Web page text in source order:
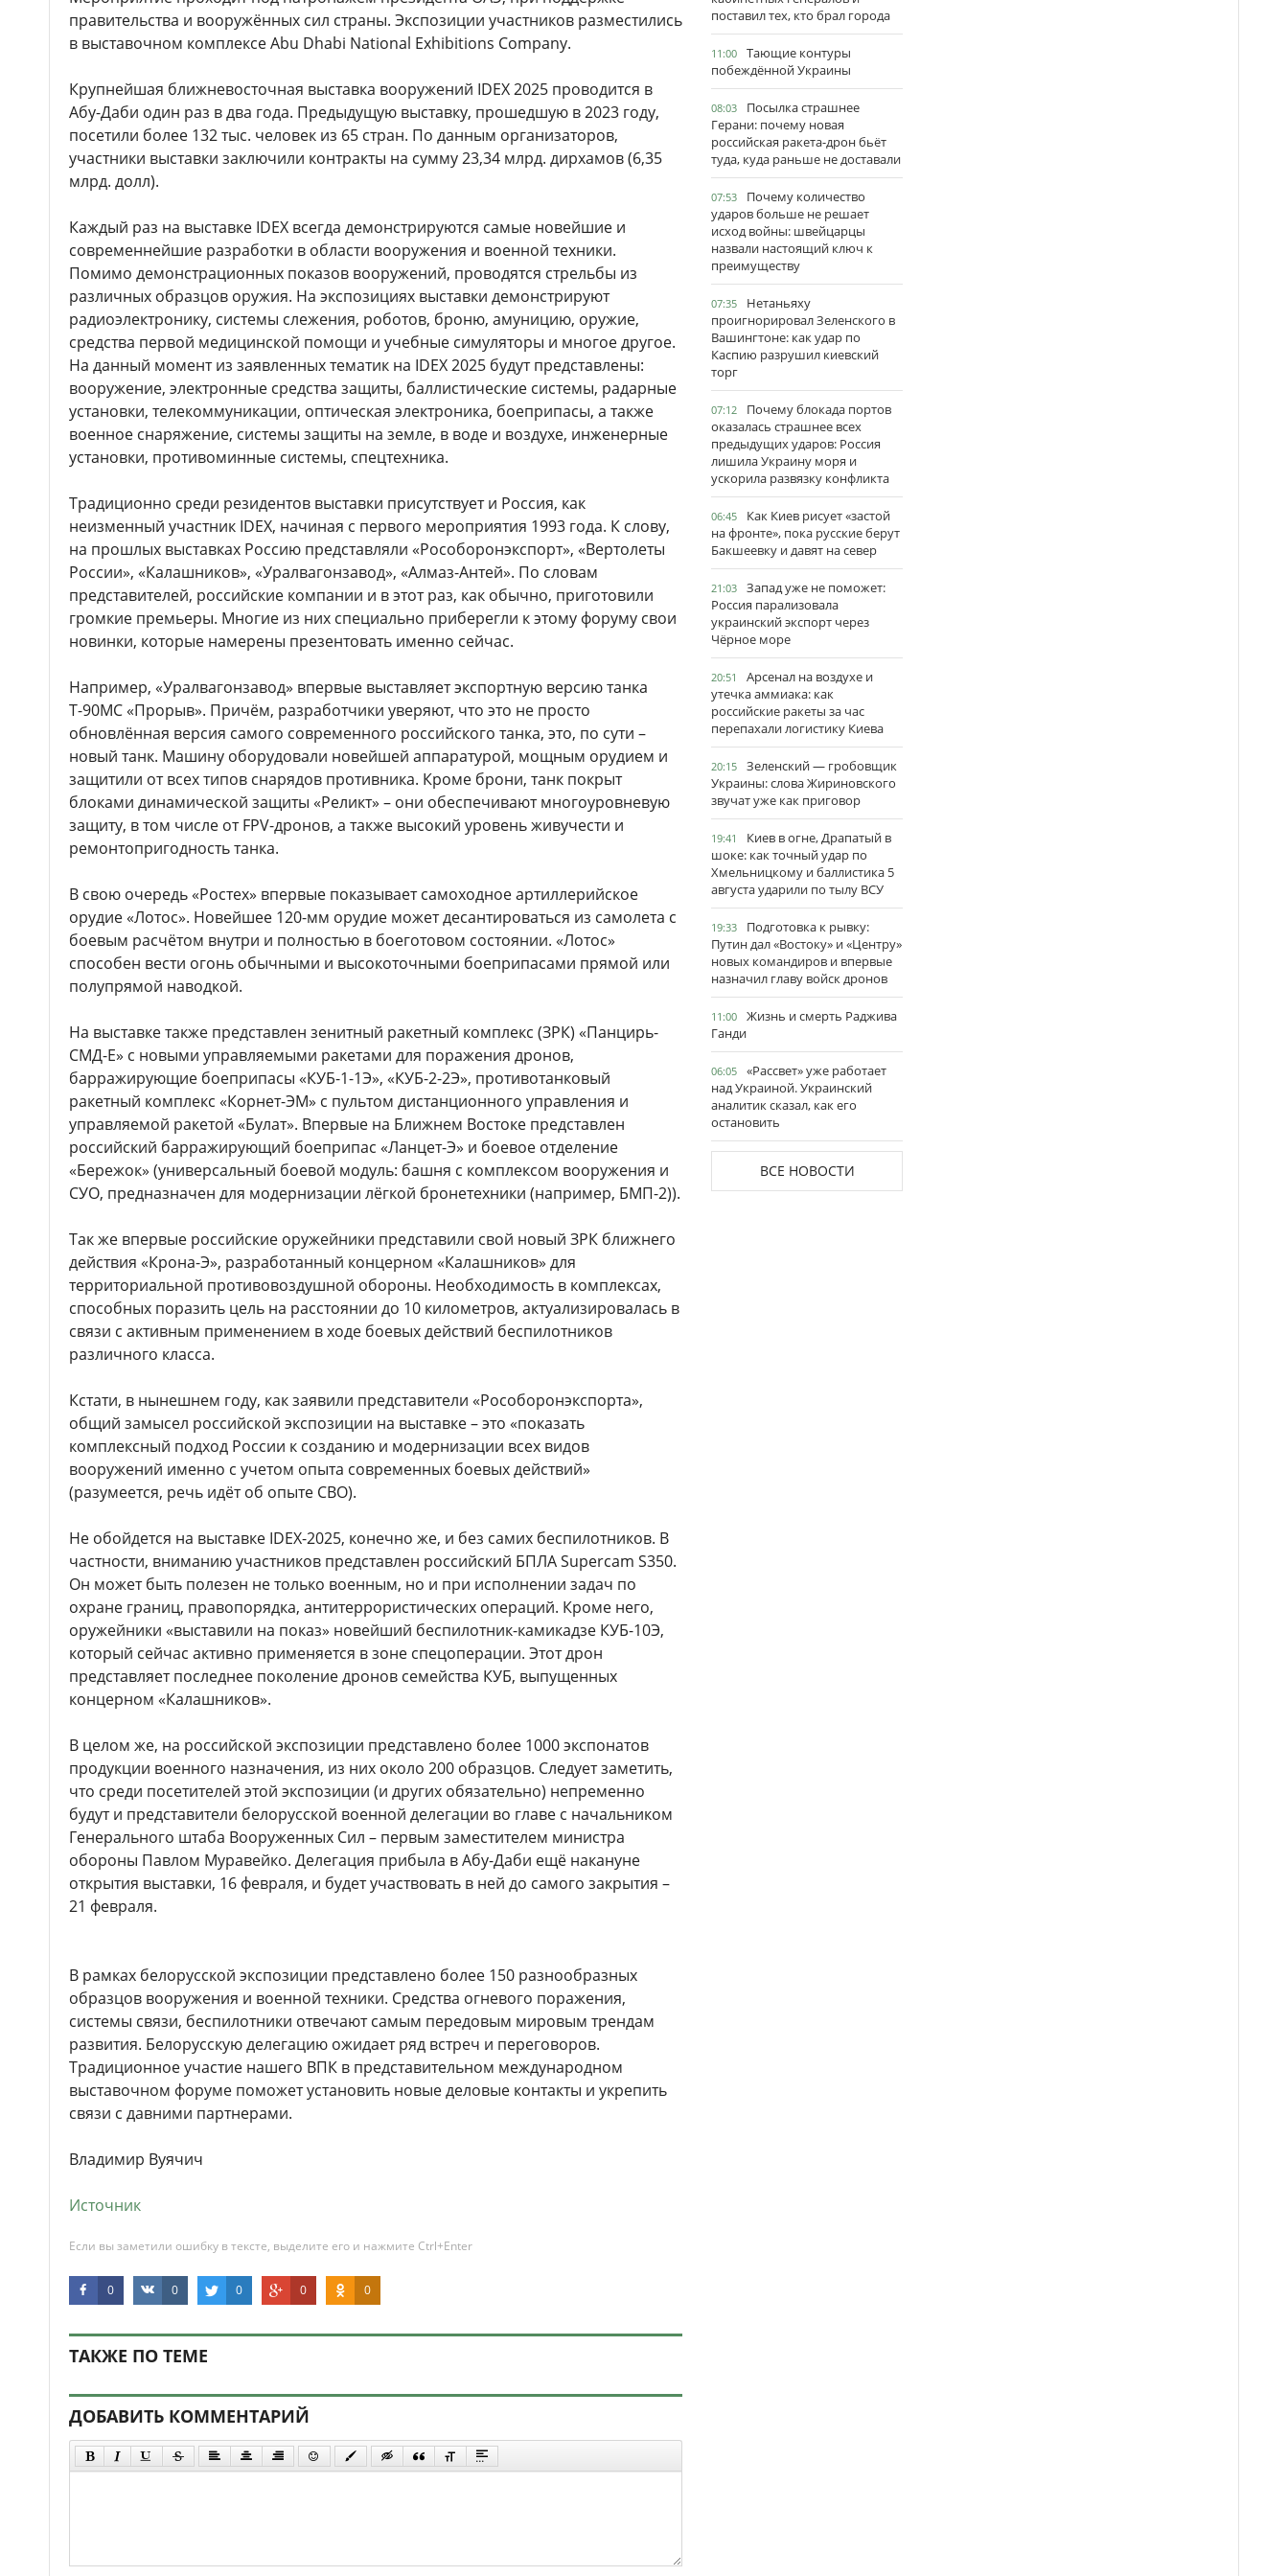
правительства и вооружённых сил страны. Экспозиции участников разместились
в выставочном комплексе Abu Dhabi National Exhibitions Company.
Крупнейшая ближневосточная выставка вооружений IDEX 2025 проводится в
Абу-Даби один раз в два года. Предыдущую выставку, прошедшую в 2023 году,
посетили более 132 тыс. человек из 65 стран. По данным организаторов,
участники выставки заключили контракты на сумму 23,34 млрд. дирхамов (6,35
млрд. долл).
Каждый раз на выставке IDEX всегда демонстрируются самые новейшие и
современнейшие разработки в области вооружения и военной техники.
Помимо демонстрационных показов вооружений, проводятся стрельбы из
различных образцов оружия. На экспозициях выставки демонстрируют
радиоэлектронику, системы слежения, роботов, броню, амуницию, оружие,
средства первой медицинской помощи и учебные симуляторы и многое другое.
На данный момент из заявленных тематик на IDEX 2025 будут представлены:
вооружение, электронные средства защиты, баллистические системы, радарные
установки, телекоммуникации, оптическая электроника, боеприпасы, а также
военное снаряжение, системы защиты на земле, в воде и воздухе, инженерные
установки, противоминные системы, спецтехника.
Традиционно среди резидентов выставки присутствует и Россия, как
неизменный участник IDEX, начиная с первого мероприятия 1993 года. К слову,
на прошлых выставках Россию представляли «Рособоронэкспорт», «Вертолеты
России», «Калашников», «Уралвагонзавод», «Алмаз-Антей». По словам
представителей, российские компании и в этот раз, как обычно, приготовили
громкие премьеры. Многие из них специально приберегли к этому форуму свои
новинки, которые намерены презентовать именно сейчас.
Например, «Уралвагонзавод» впервые выставляет экспортную версию танка
Т-90МС «Прорыв». Причём, разработчики уверяют, что это не просто
обновлённая версия самого современного российского танка, это, по сути –
новый танк. Машину оборудовали новейшей аппаратурой, мощным орудием и
защитили от всех типов снарядов противника. Кроме брони, танк покрыт
блоками динамической защиты «Реликт» – они обеспечивают многоуровневую
защиту, в том числе от FPV-дронов, а также высокий уровень живучести и
ремонтопригодность танка.
В свою очередь «Ростех» впервые показывает самоходное артиллерийское
орудие «Лотос». Новейшее 120-мм орудие может десантироваться из самолета с
боевым расчётом внутри и полностью в боеготовом состоянии. «Лотос»
способен вести огонь обычными и высокоточными боеприпасами прямой или
полупрямой наводкой.
На выставке также представлен зенитный ракетный комплекс (ЗРК) «Панцирь-
СМД-Е» с новыми управляемыми ракетами для поражения дронов,
барражирующие боеприпасы «КУБ-1-1Э», «КУБ-2-2Э», противотанковый
ракетный комплекс «Корнет-ЭМ» с пультом дистанционного управления и
управляемой ракетой «Булат». Впервые на Ближнем Востоке представлен
российский барражирующий боеприпас «Ланцет-Э» и боевое отделение
«Бережок» (универсальный боевой модуль: башня с комплексом вооружения и
СУО, предназначен для модернизации лёгкой бронетехники (например, БМП-2)).
Так же впервые российские оружейники представили свой новый ЗРК ближнего
действия «Крона-Э», разработанный концерном «Калашников» для
территориальной противовоздушной обороны. Необходимость в комплексах,
способных поразить цель на расстоянии до 10 километров, актуализировалась в
связи с активным применением в ходе боевых действий беспилотников
различного класса.
Кстати, в нынешнем году, как заявили представители «Рособоронэкспорта»,
общий замысел российской экспозиции на выставке – это «показать
комплексный подход России к созданию и модернизации всех видов
вооружений именно с учетом опыта современных боевых действий»
(разумеется, речь идёт об опыте СВО).
Не обойдется на выставке IDEX-2025, конечно же, и без самих беспилотников. В
частности, вниманию участников представлен российский БПЛА Supercam S350.
Он может быть полезен не только военным, но и при исполнении задач по
охране границ, правопорядка, антитеррористических операций. Кроме него,
оружейники «выставили на показ» новейший беспилотник-камикадзе КУБ-10Э,
который сейчас активно применяется в зоне спецоперации. Этот дрон
представляет последнее поколение дронов семейства КУБ, выпущенных
концерном «Калашников».
В целом же, на российской экспозиции представлено более 1000 экспонатов
продукции военного назначения, из них около 200 образцов. Следует заметить,
что среди посетителей этой экспозиции (и других обязательно) непременно
будут и представители белорусской военной делегации во главе с начальником
Генерального штаба Вооруженных Сил – первым заместителем министра
обороны Павлом Муравейко. Делегация прибыла в Абу-Даби ещё накануне
открытия выставки, 16 февраля, и будет участвовать в ней до самого закрытия –
21 февраля.
В рамках белорусской экспозиции представлено более 150 разнообразных
образцов вооружения и военной техники. Средства огневого поражения,
системы связи, беспилотники отвечают самым передовым мировым трендам
развития. Белорусскую делегацию ожидает ряд встреч и переговоров.
Традиционное участие нашего ВПК в представительном международном
выставочном форуме поможет установить новые деловые контакты и укрепить
связи с давними партнерами.
Владимир Вуячич
Источник
Если вы заметили ошибку в тексте, выделите его и нажмите Ctrl+Enter
0 0 0 0 0
ТАКЖЕ ПО ТЕМЕ
ДОБАВИТЬ КОММЕНТАРИЙ
поставил тех, кто брал города
11:00
Тающие контуры
побеждённой Украины
08:03
Посылка страшнее
Герани: почему новая
российская ракета-дрон бьёт
туда, куда раньше не доставали
07:53
Почему количество
ударов больше не решает
исход войны: швейцарцы
назвали настоящий ключ к
преимуществу
07:35
Нетаньяху
проигнорировал Зеленского в
Вашингтоне: как удар по
Каспию разрушил киевский
торг
07:12
Почему блокада портов
оказалась страшнее всех
предыдущих ударов: Россия
лишила Украину моря и
ускорила развязку конфликта
06:45
Как Киев рисует «застой
на фронте», пока русские берут
Бакшеевку и давят на север
21:03
Запад уже не поможет:
Россия парализовала
украинский экспорт через
Чёрное море
20:51
Арсенал на воздухе и
утечка аммиака: как
российские ракеты за час
перепахали логистику Киева
20:15
Зеленский — гробовщик
Украины: слова Жириновского
звучат уже как приговор
19:41
Киев в огне, Драпатый в
шоке: как точный удар по
Хмельницкому и баллистика 5
августа ударили по тылу ВСУ
19:33
Подготовка к рывку:
Путин дал «Востоку» и «Центру»
новых командиров и впервые
назначил главу войск дронов
11:00
Жизнь и смерть Раджива
Ганди
06:05
«Рассвет» уже работает
над Украиной. Украинский
аналитик сказал, как его
остановить
ВСЕ НОВОСТИ